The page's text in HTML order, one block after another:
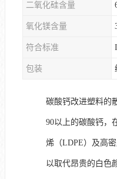
二氧化硅含量
氧化镁含量
符合标准
包装
碳酸钙改进塑料的
90以上的碳酸钙，
烯（LDPE）及高
以取代昂贵的白色